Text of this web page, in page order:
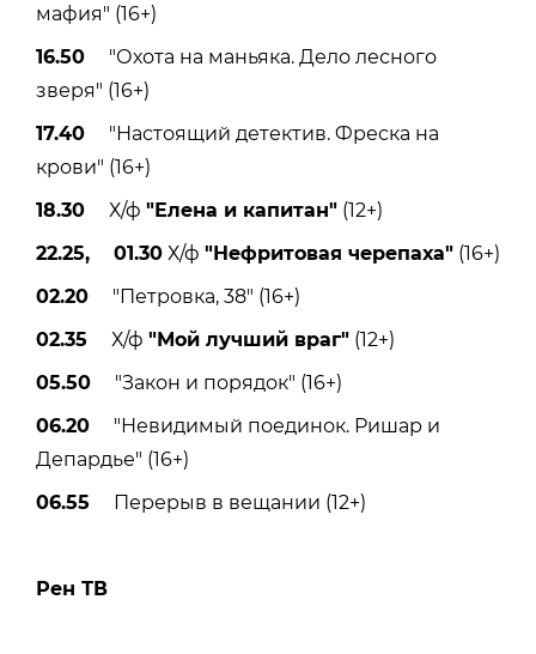
мафия" (16+)
16.50 "Охота на маньяка. Дело лесного
зверя" (16+)
17.40 "Настоящий детектив. Фреска на
крови" (16+)
18.30 Х/ф "Елена и капитан" (12+)
22.25, 01.30 Х/ф "Нефритовая черепаха" (16+)
02.20 "Петровка, 38" (16+)
02.35 Х/ф "Мой лучший враг" (12+)
05.50 "Закон и порядок" (16+)
06.20 "Невидимый поединок. Ришар и
Депардье" (16+)
06.55 Перерыв в вещании (12+)
Рен ТВ